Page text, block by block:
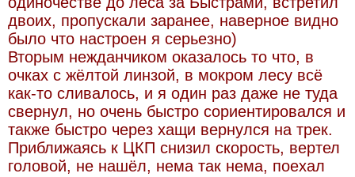
двоих, пропускали заранее, наверное видно
было что настроен я серьезно)
Вторым нежданчиком оказалось то что, в
очках с жёлтой линзой, в мокром лесу всё
как-то сливалось, и я один раз даже не туда
свернул, но очень быстро сориентировался и
также быстро через хащи вернулся на трек.
Приближаясь к ЦКП снизил скорость, вертел
головой, не нашёл, нема так нема, поехал